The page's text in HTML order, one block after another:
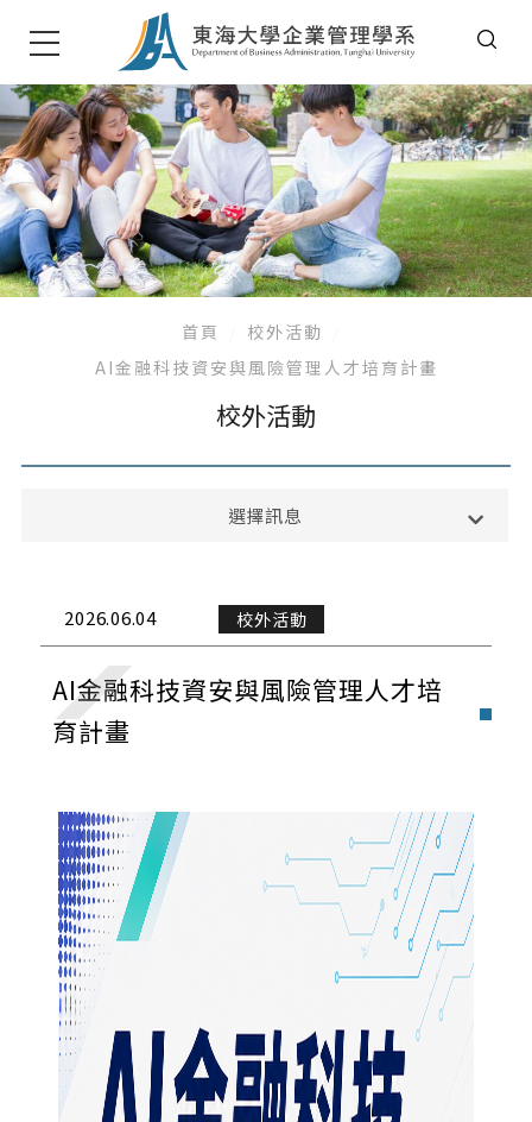
首頁
校外活動
AI金融科技資安與風險管理人才培育計畫
校外活動
選擇訊息
校內活動
獎學金公告
榮譽榜
招生公告
2026.06.04 校外活動
AI金融科技資安與風險管理人才培
育計畫